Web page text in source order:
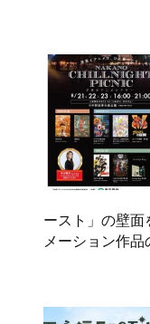
ースト」の壁
メーション作